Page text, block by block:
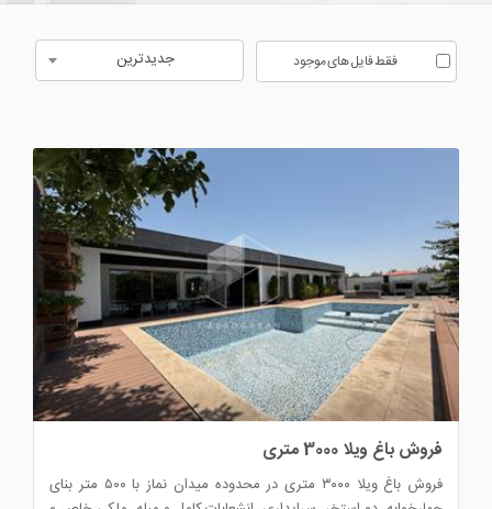
فقط فایل های موجود جدیدترین
فروش باغ ویلا 3000 متری
فروش باغ ویلا ۳۰۰۰ متری در محدوده میدان نماز با ۵۰۰ متر بنای